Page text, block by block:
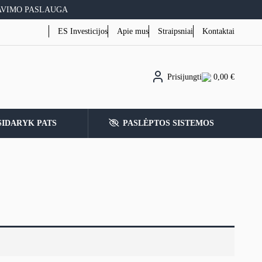
PASLAUGA
ES Investicijos Apie mus Straipsniai Kontaktai
Prisijungti 0,00 €
PATS PASLĖPTOS SISTEMOS